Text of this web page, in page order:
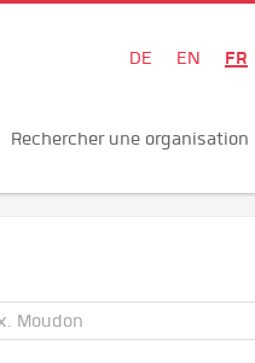
DE EN FR
Rechercher une organisation